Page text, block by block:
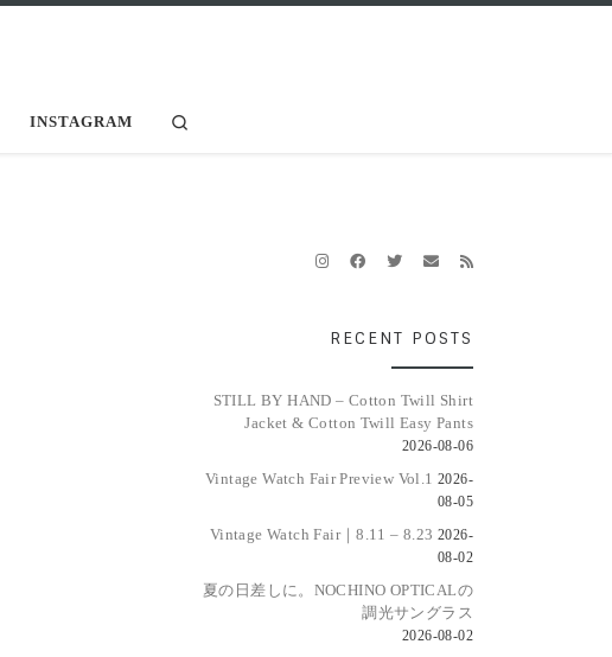
INSTAGRAM
RECENT POSTS
STILL BY HAND – Cotton Twill Shirt
Jacket & Cotton Twill Easy Pants
2026-08-06
Vintage Watch Fair Preview Vol.1 2026-
08-05
Vintage Watch Fair｜8.11 – 8.23 2026-
08-02
夏の日差しに。NOCHINO OPTICALの
調光サングラス
2026-08-02